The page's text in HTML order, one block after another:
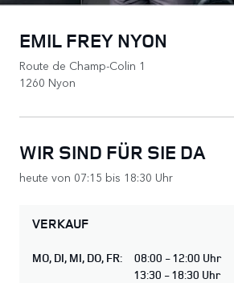
EMIL FREY NYON
Route de Champ-Colin 1
1260 Nyon
WIR SIND FÜR SIE DA
heute von 07:15 bis 18:30 Uhr
VERKAUF
MO, DI, MI, DO, FR:
08:00 - 12:00 Uhr
13:30 - 18:30 Uhr